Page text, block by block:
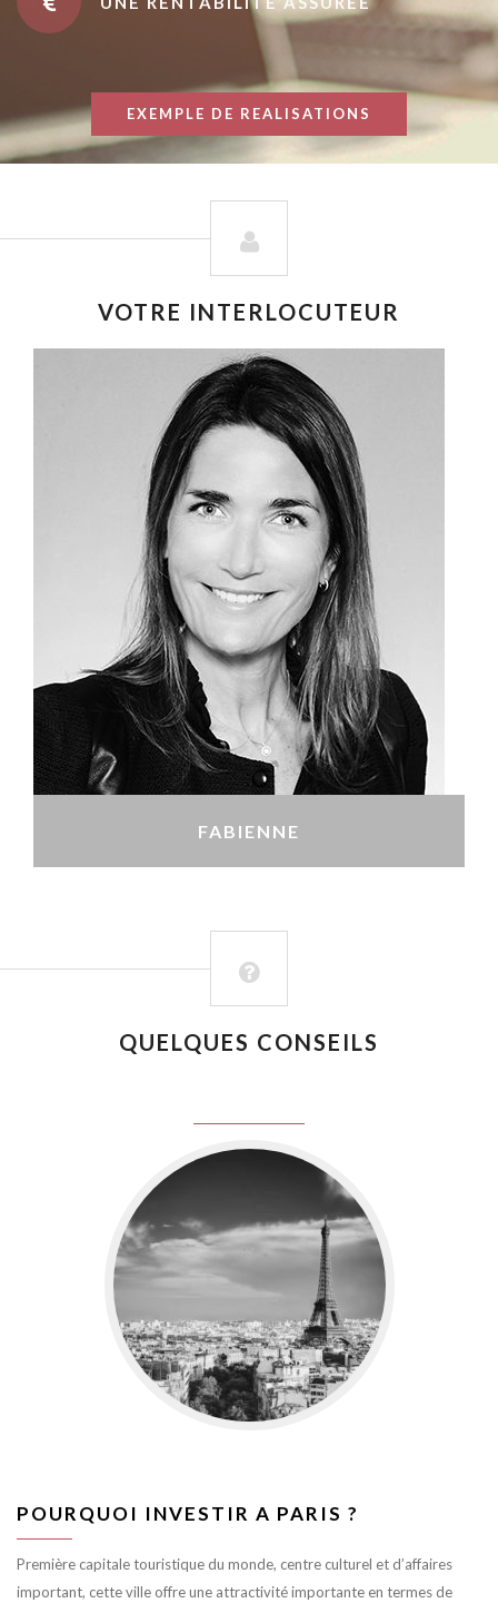
EXEMPLE DE REALISATIONS
VOTRE INTERLOCUTEUR
FABIENNE
QUELQUES CONSEILS
POURQUOI INVESTIR A PARIS ?
Première capitale touristique du monde, centre culturel et d’affaires
important, cette ville offre une attractivité importante en termes de